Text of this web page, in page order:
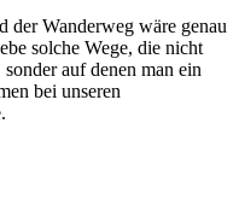
der Wanderweg wäre genau
solche Wege, die nicht
auf denen man ein
bei unseren